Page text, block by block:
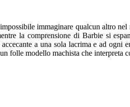
immaginare qualcun altro
la comprensione di Barbie si
a una sola lacrima e ad ogni
folle modello machista che interpreta